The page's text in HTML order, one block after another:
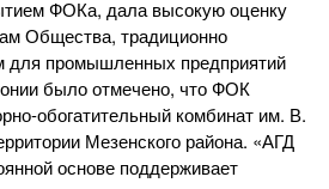
ФОКа, дала высокую оценку
Общества, традиционно
для промышленных предприятий
было отмечено, что ФОК
обогатительный комбинат им. В.
Мезенского района. «АГД
основе поддерживает